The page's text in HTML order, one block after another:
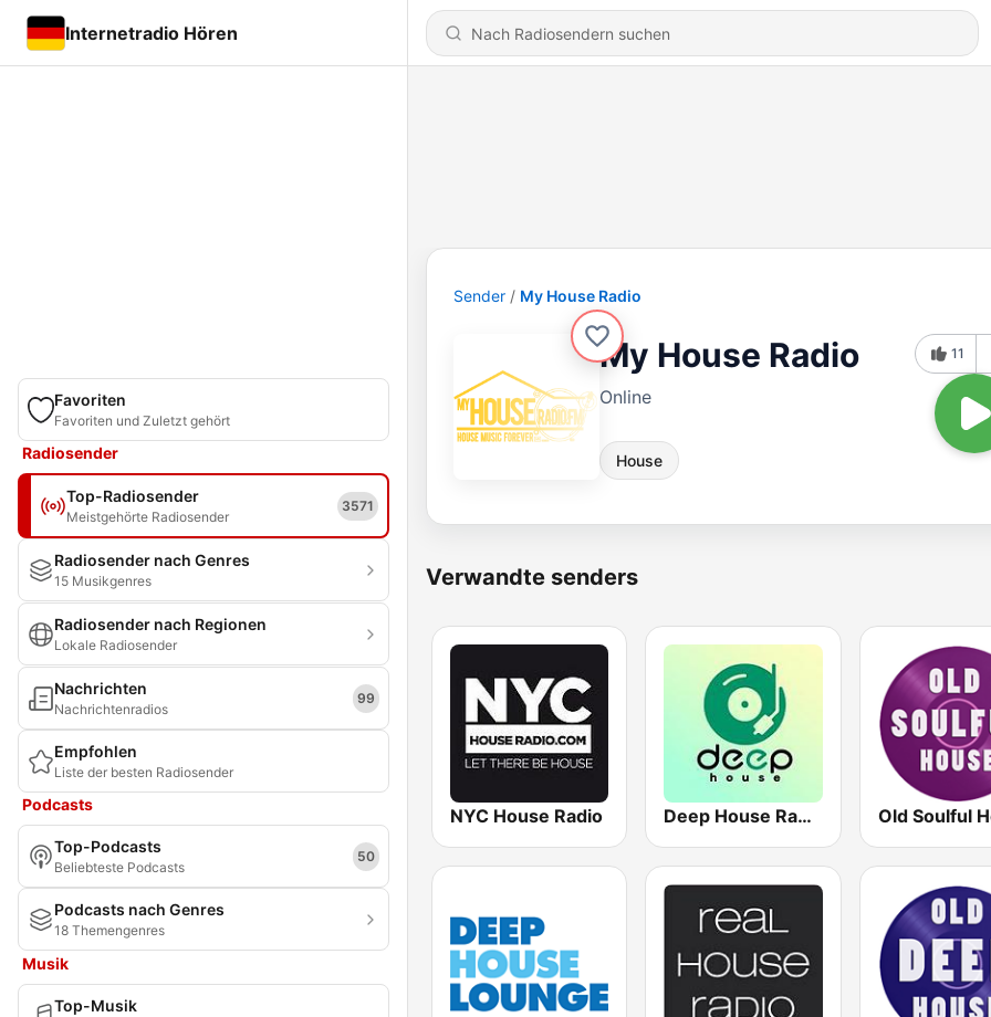
Internetradio Hören
Favoriten
Favoriten und Zuletzt gehört
Radiosender
Top-Radiosender
Meistgehörte Radiosender
3571
Radiosender nach Genres
15 Musikgenres
Radiosender nach Regionen
Lokale Radiosender
Nachrichten
Nachrichtenradios
99
Empfohlen
Liste der besten Radiosender
Podcasts
Top-Podcasts
Beliebteste Podcasts
50
Podcasts nach Genres
18 Themengenres
Musik
Top-Musik
Sender My House Radio
My House Radio
Online
House
11
Verwandte senders
NYC House Radio Deep House Radio